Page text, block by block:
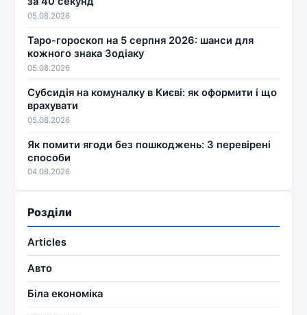
05.08.2026
Таро-гороскоп на 5 серпня 2026: шанси для
кожного знака Зодіаку
05.08.2026
Субсидія на комуналку в Києві: як оформити і що
врахувати
05.08.2026
Як помити ягоди без пошкоджень: 3 перевірені
способи
04.08.2026
Розділи
Articles
Авто
Біла економіка